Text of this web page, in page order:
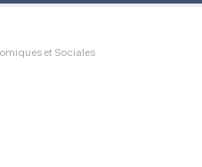
et Sociales